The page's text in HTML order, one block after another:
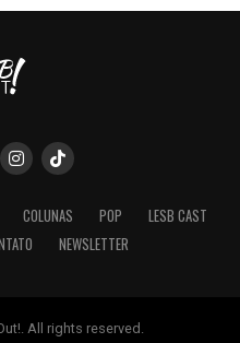
COLUNAS POP
LESB CAST
NEWSLETTER
All rights reserved.